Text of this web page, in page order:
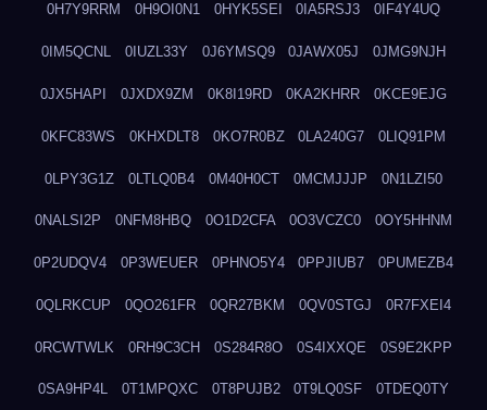
0H7Y9RRM 0H9OI0N1 0HYK5SEI 0IA5RSJ3 0IF4Y4UQ
0IM5QCNL 0IUZL33Y 0J6YMSQ9 0JAWX05J 0JMG9NJH
0JX5HAPI 0JXDX9ZM 0K8I19RD 0KA2KHRR 0KCE9EJG
0KFC83WS 0KHXDLT8 0KO7R0BZ 0LA240G7 0LIQ91PM
0LPY3G1Z 0LTLQ0B4 0M40H0CT 0MCMJJJP 0N1LZI50
0NALSI2P 0NFM8HBQ 0O1D2CFA 0O3VCZC0 0OY5HHNM
0P2UDQV4 0P3WEUER 0PHNO5Y4 0PPJIUB7 0PUMEZB4
0QLRKCUP 0QO261FR 0QR27BKM 0QV0STGJ 0R7FXEI4
0RCWTWLK 0RH9C3CH 0S284R8O 0S4IXXQE 0S9E2KPP
0SA9HP4L 0T1MPQXC 0T8PUJB2 0T9LQ0SF 0TDEQ0TY